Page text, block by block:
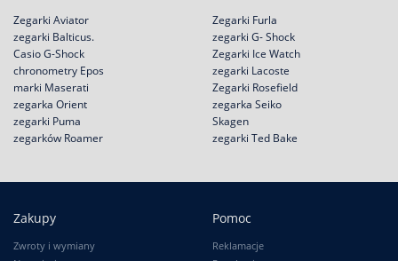
Zegarki Aviator
zegarki Balticus.
Casio G-Shock
chronometry Epos
Zegarki Furla
zegarki G- Shock
Zegarki Ice Watch
zegarki Lacoste
marki Maserati
zegarka Orient
zegarki Puma
zegarków Roamer
Zegarki Rosefield
zegarka Seiko
Skagen
zegarki Ted Bake
Zakupy
Zwroty i wymiany
Pomoc
Reklamacje